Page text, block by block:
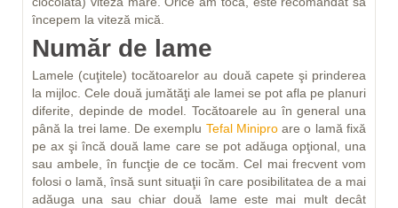
începem la viteză mică.
Număr de lame
Lamele (cuţitele) tocătoarelor au două capete şi prinderea
la mijloc. Cele două jumătăţi ale lamei se pot afla pe planuri
diferite, depinde de model. Tocătoarele au în general una
până la trei lame. De exemplu Tefal Miniproare o lamă fixă
pe ax şi încă două lame care se pot adăuga opţional, una
sau ambele, în funcţie de ce tocăm. Cel mai frecvent vom
folosi o lamă, însă sunt situaţii în care posibilitatea de a mai
adăuga una sau chiar două lame este mai mult decât